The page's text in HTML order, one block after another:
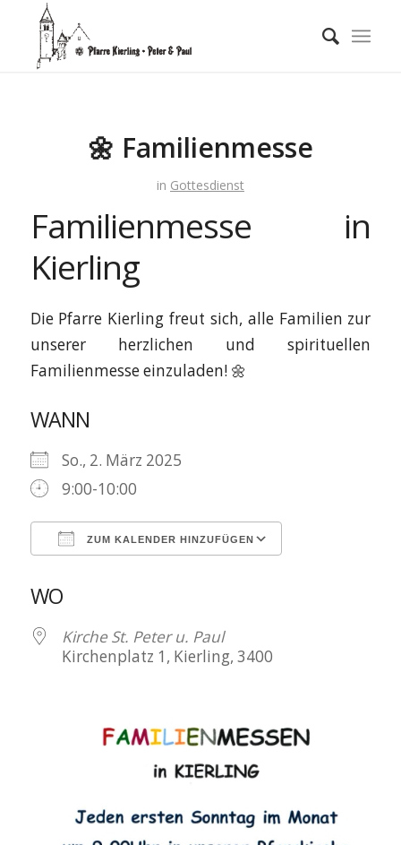
🌼 Familienmesse
in Gottesdienst
Familienmesse in
Kierling
Die Pfarre Kierling freut sich, alle Familien zur
unserer herzlichen und spirituellen
Familienmesse einzuladen! 🌼
WANN
So., 2. März 2025
9:00-10:00
ZUM KALENDER HINZUFÜGEN
WO
Kirche St. Peter u. Paul
Kirchenplatz 1, Kierling, 3400